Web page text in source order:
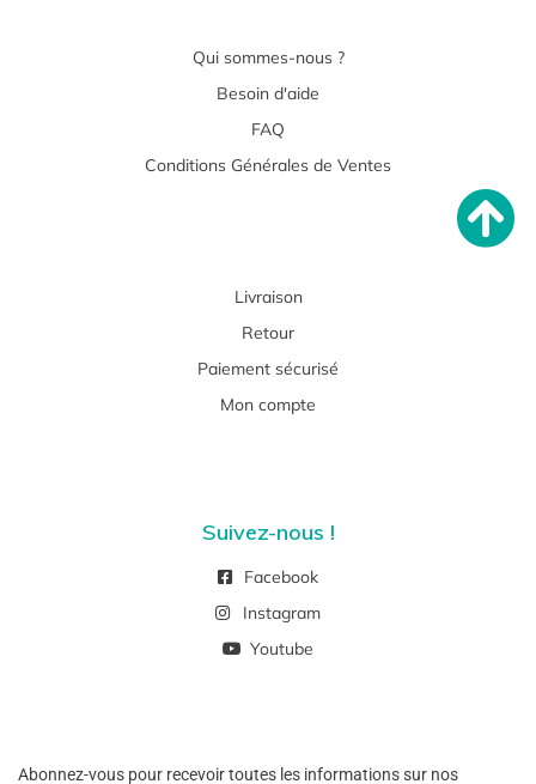
Qui sommes-nous ?
Besoin d'aide
FAQ
Conditions Générales de Ventes
Livraison
Retour
Paiement sécurisé
Mon compte
Suivez-nous !
Facebook
Instagram
Youtube
Abonnez-vous pour recevoir toutes les informations sur nos